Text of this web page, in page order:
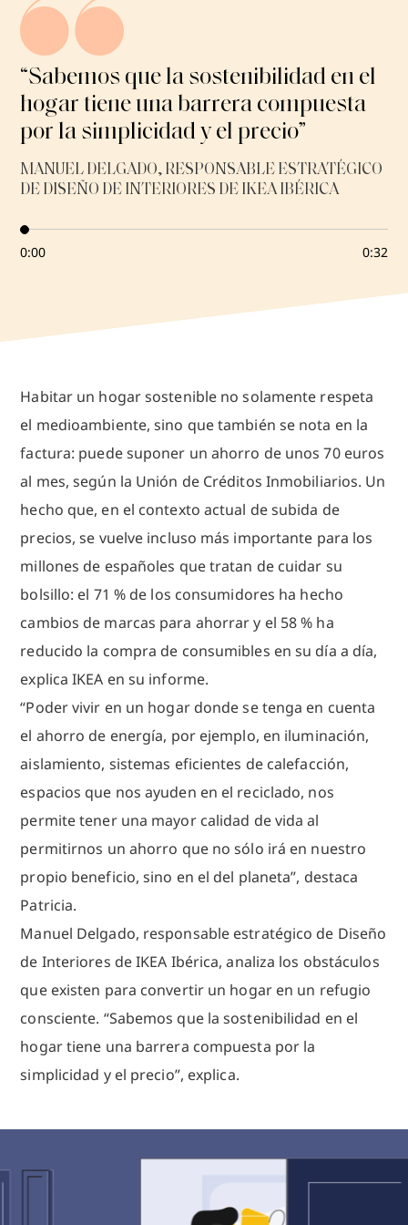
d
u
c
/
P
a
s
“Sabemos que la sostenibilidad en el
hogar tiene una barrera compuesta
por la simplicidad y el precio”
MANUEL DELGADO, RESPONSABLE ESTRATÉGICO
DE DISEÑO DE INTERIORES DE IKEA IBÉRICA
0:00 0:32
Habitar un hogar sostenible no solamente respeta
el medioambiente, sino que también se nota en la
factura: puede suponer un ahorro de unos 70 euros
al mes, según la Unión de Créditos Inmobiliarios. Un
hecho que, en el contexto actual de subida de
precios, se vuelve incluso más importante para los
millones de españoles que tratan de cuidar su
bolsillo: el 71 % de los consumidores ha hecho
cambios de marcas para ahorrar y el 58 % ha
reducido la compra de consumibles en su día a día,
explica IKEA en su informe.
“Poder vivir en un hogar donde se tenga en cuenta
el ahorro de energía, por ejemplo, en iluminación,
aislamiento, sistemas eficientes de calefacción,
espacios que nos ayuden en el reciclado, nos
permite tener una mayor calidad de vida al
permitirnos un ahorro que no sólo irá en nuestro
propio beneficio, sino en el del planeta”, destaca
Patricia.
Manuel Delgado, responsable estratégico de Diseño
de Interiores de IKEA Ibérica, analiza los obstáculos
que existen para convertir un hogar en un refugio
consciente. “Sabemos que la sostenibilidad en el
hogar tiene una barrera compuesta por la
simplicidad y el precio”, explica.